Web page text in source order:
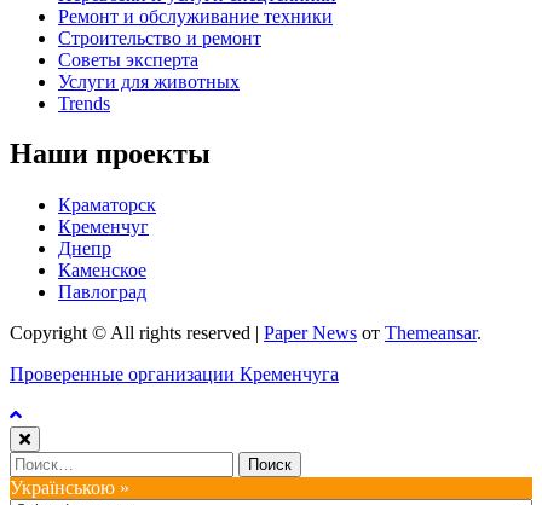
Ремонт и обслуживание техники
Строительство и ремонт
Советы эксперта
Услуги для животных
Trends
Наши проекты
Краматорск
Кременчуг
Днепр
Каменское
Павлоград
Copyright © All rights reserved | Paper News от Themeansar.
Проверенные организации Кременчуга
Найти:
Українською »